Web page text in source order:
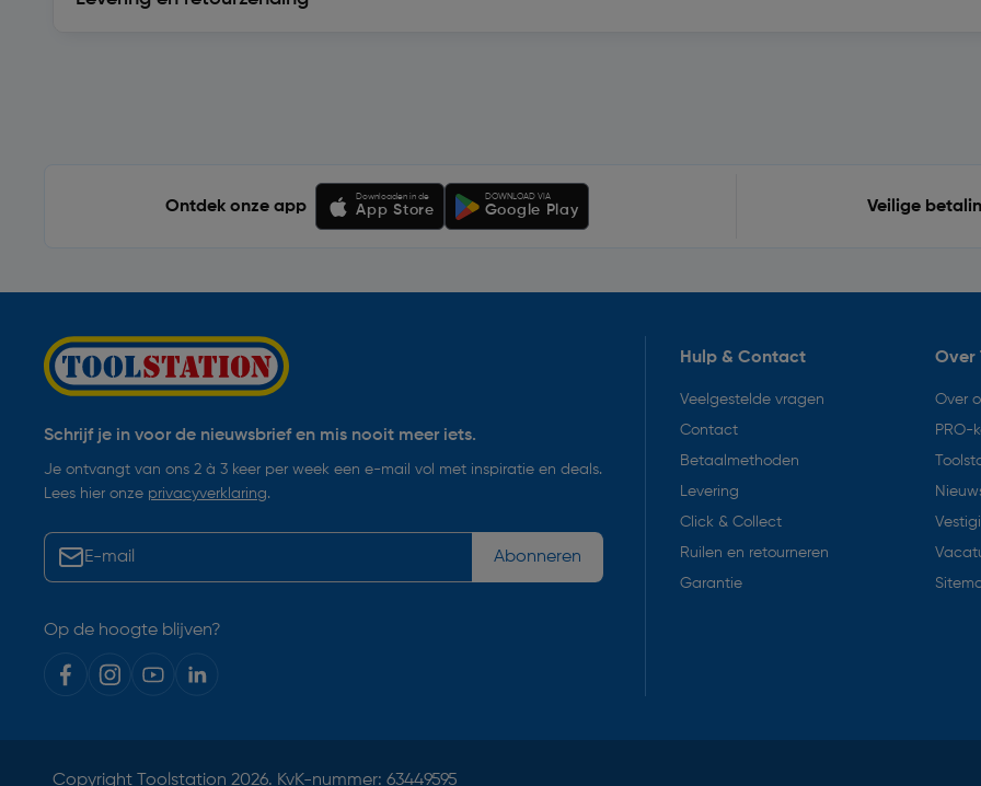
Ontdek onze app
Downloaden in de
App Store
DOWNLOAD VIA
Google Play Veilige
Schrijf je in voor de nieuwsbrief en mis nooit meer iets.
Je ontvangt van ons 2 à 3 keer per week een e-mail vol met inspiratie en deals.
Lees hier onze privacyverklaring.
Abonneren
Op de hoogte blijven?
Hulp & Contact
Veelgestelde vragen
Contact
Betaalmethoden
Levering
Click & Collect
Ruilen en retourneren
Garantie
Over
Over
PRO-
Copyright Toolstation 2026. KvK-nummer: 63449595